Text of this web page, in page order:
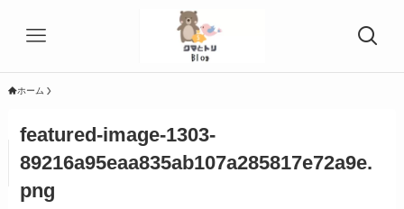
ホーム
featured-image-1303-
89216a95eaa835ab107a285817e72a9e.
png